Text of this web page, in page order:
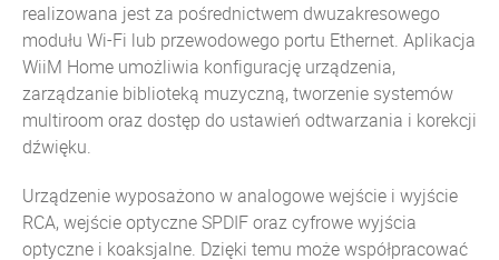
realizowana jest za pośrednictwem dwuzakresowego
modułu Wi-Fi lub przewodowego portu Ethernet. Aplikacja
WiiM Home umożliwia konfigurację urządzenia,
zarządzanie biblioteką muzyczną, tworzenie systemów
multiroom oraz dostęp do ustawień odtwarzania i korekcji
dźwięku.
Urządzenie wyposażono w analogowe wejście i wyjście
RCA, wejście optyczne SPDIF oraz cyfrowe wyjścia
optyczne i koaksjalne. Dzięki temu może współpracować